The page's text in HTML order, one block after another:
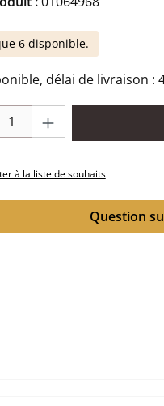
6 disponible.
délai de livraison :
de produit : Entrez la
à la liste de souhaits
Question